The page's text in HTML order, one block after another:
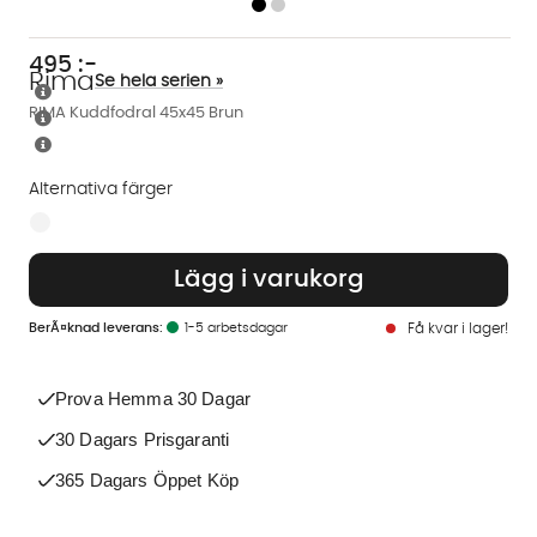
RIMA Kuddfodral 45x45 Brun
Rima Se hela serien »
495 :-
Lägg i varukorg
1-5 arbetsdagar Få kvar i lager!
Alternativa färger
Prova Hemma 30 Dagar
30 Dagars Prisgaranti
365 Dagars Öppet Köp